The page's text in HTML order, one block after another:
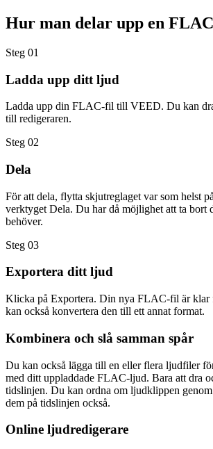
Hur man delar upp en
Steg 01
Ladda upp ditt ljud
Ladda upp din FLAC-fil till VEED. Du kan
till redigeraren.
Steg 02
Dela
För att dela, flytta skjutreglaget var som helst
verktyget Dela. Du har då möjlighet att ta bort
behöver.
Steg 03
Exportera ditt ljud
Klicka på Exportera. Din nya FLAC-fil är klar
kan också konvertera den till ett annat format.
Kombinera och slå samman spår
Du kan också lägga till en eller flera ljudfiler
med ditt uppladdade FLAC-ljud. Bara att dra
tidslinjen. Du kan ordna om ljudklippen genom
dem på tidslinjen också.
Online ljudredigerare